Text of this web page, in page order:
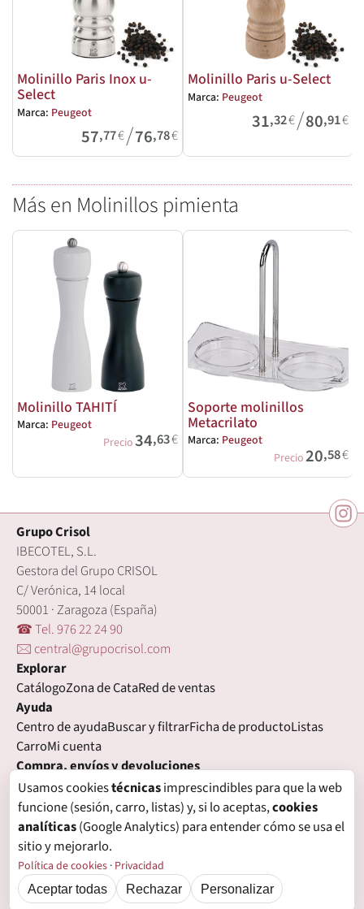
Molinillo Paris Inox u-
Select
Marca: Peugeot
57,77€/76,78€
Molinillo Paris u-Select
Marca: Peugeot
31,32€/80,91€
Más en Molinillos pimienta
Molinillo TAHITÍ
Marca: Peugeot
Precio34,63€
Soporte molinillos
Metacrilato
Marca: Peugeot
Precio20,58€
Grupo Crisol
IBECOTEL, S.L.
Gestora del Grupo CRISOL
C/ Verónica, 14 local
50001 · Zaragoza (España)
☎ Tel. 976 22 24 90
🖂 central@grupocrisol.com
Explorar
CatálogoZona de CataRed de ventas
Ayuda
Centro de ayudaBuscar y filtrarFicha de productoListas
CarroMi cuenta
Compra, envíos y devoluciones
Condiciones de compraFormas de pagoGastos de envío
Plazos de entregaDevolucionesGarantía
Legal
Aviso legalPrivacidad
Política de cookiesPreferencias de cookies
© Grupo Crisol, 2026 — IBECOTEL, S.L. Todos los derechos reservados.
Usamos cookiestécnicasimprescindibles para que la web
funcione (sesión, carro, listas) y, si lo aceptas,cookies
analíticas(Google Analytics) para entender cómo se usa el
sitio y mejorarlo.
Política de cookies · Privacidad
Aceptar todas Rechazar Personalizar